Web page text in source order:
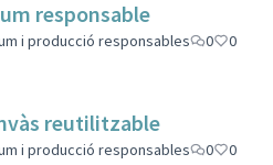
responsable
i producció responsables 0 0
reutilitzable
i producció responsables 0 0